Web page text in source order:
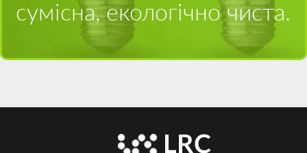
сумісна, екологічно чиста.